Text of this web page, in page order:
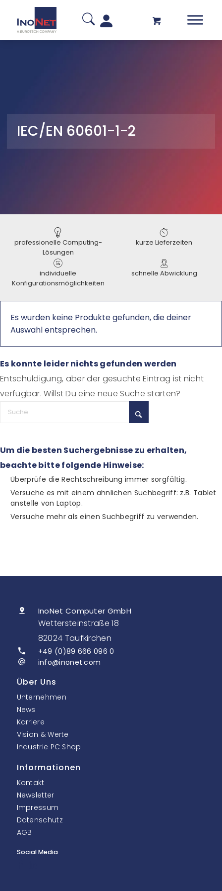
IEC/EN 60601-1-2
professionelle Computing-
Lösungen
kurze Lieferzeiten
individuelle
Konfigurationsmöglichkeiten
schnelle Abwicklung
Es wurden keine Produkte gefunden, die deiner
Auswahl entsprechen.
Es konnte leider nichts gefunden werden
Entschuldigung, aber der gesuchte Eintrag ist nicht
verfügbar. Willst Du eine neue Suche starten?
Um die besten Suchergebnisse zu erhalten,
beachte bitte folgende Hinweise:
Überprüfe die Rechtschreibung immer sorgfältig.
Versuche es mit einem ähnlichen Suchbegriff: z.B. Tablet
anstelle von Laptop.
Versuche mehr als einen Suchbegriff zu verwenden.
InoNet Computer GmbH
Wettersteinstraße 18
82024 Taufkirchen
+49 (0)89 666 096 0
info@inonet.com
Über Uns
Unternehmen
News
Karriere
Vision & Werte
Industrie PC Shop
Informationen
Kontakt
Newsletter
Impressum
Datenschutz
AGB
Social Media